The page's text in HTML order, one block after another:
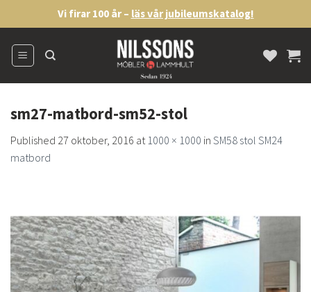
to
content
Vi firar 100 år – läs vår jubileumskatalog!
sm27-matbord-sm52-stol
Published 27 oktober, 2016 at1000 × 1000 in SM58 stol SM24
matbord